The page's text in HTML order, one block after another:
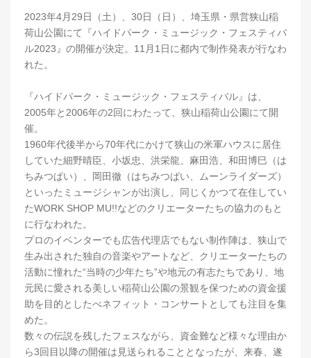
2023年4月29日（土）、30日（日）、埼玉県・県営狭山稲
荷山公園にて『ハイドパーク・ミュージック・フェスティバ
ル2023』の開催が決定。11月1日に都内で制作発表が行なわ
れた。
『ハイドパーク・ミュージック・フェスティバル』は、
2005年と2006年の2回にわたって、狭山稲荷山公園にて開
催。
1960年代後半から70年代にかけて狭山の米軍ハウスに居住
していた細野晴臣、小坂忠、洪栄龍、麻田浩、和田博巳（は
ちみつぱい）、岡田徹（はちみつぱい、ムーンライダーズ）
といったミュージシャンが出演し、同じくかつて在住してい
たWORK SHOP MU!!などのクリエーターたちの協力のもと
に行なわれた。
プロのイベンターでも広告代理店でもない制作陣は、狭山で
生み出された独自の音楽やアートなど、クリエーターたちの
活動に憧れた“当時の少年たち”や地元の有志たちであり、地
元民に愛される美しい稲荷山公園の景観を保つための資金援
助を目的としたべネフィット・コンサートとしても注目を集
めた。
数々の伝説を残したフェスながら、資金難など様々な理由か
ら3回目以降の開催は見送られることとなったが、来春、遂